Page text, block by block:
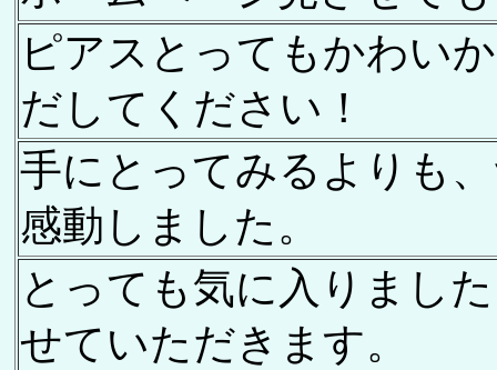
ピアスとってもかわい
だしてください！
手にとってみるよりも
感動しました。
とっても気に入りまし
せていただきます。